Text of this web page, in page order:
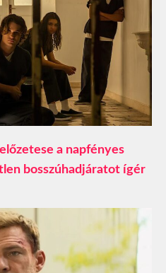
a napfényes
bosszúhadjáratot ígér